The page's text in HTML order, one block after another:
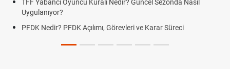
TFF Yabancı Oyuncu Kuralı Nedir? Güncel Sezonda Nasıl
Uygulanıyor?
PFDK Nedir? PFDK Açılımı, Görevleri ve Karar Süreci